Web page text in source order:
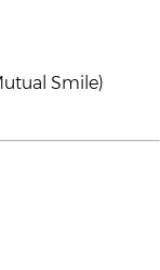
Smile)